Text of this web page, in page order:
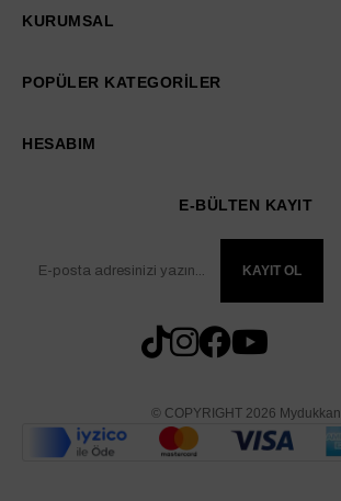
KURUMSAL
POPÜLER KATEGORİLER
HESABIM
E-BÜLTEN KAYIT
KAYIT OL
© COPYRIGHT 2026 Mydukkan